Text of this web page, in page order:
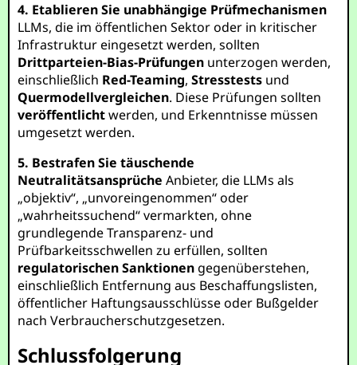
4. Etablieren Sie unabhängige Prüfmechanismen
LLMs, die im öffentlichen Sektor oder in kritischer
Infrastruktur eingesetzt werden, sollten
Drittparteien-Bias-Prüfungen unterzogen werden,
einschließlich Red-Teaming,Stresstests und
Quermodellvergleichen. Diese Prüfungen sollten
veröffentlichtwerden, und Erkenntnisse müssen
umgesetzt werden.
5. Bestrafen Sie täuschende
Neutralitätsansprüche Anbieter, die LLMs als
„objektiv“, „unvoreingenommen“ oder
„wahrheitssuchend“ vermarkten, ohne
grundlegende Transparenz- und
Prüfbarkeitsschwellen zu erfüllen, sollten
regulatorischen Sanktionen gegenüberstehen,
einschließlich Entfernung aus Beschaffungslisten,
öffentlicher Haftungsausschlüsse oder Bußgelder
nach Verbraucherschutzgesetzen.
Schlussfolgerung